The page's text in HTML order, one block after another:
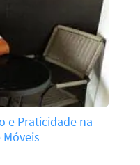
e Praticidade na
Móveis